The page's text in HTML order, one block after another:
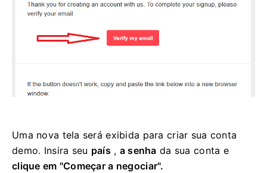
Uma nova tela será exibida para criar sua conta
demo. Insira seu país , a senha da sua conta e
clique em "Começar a negociar".